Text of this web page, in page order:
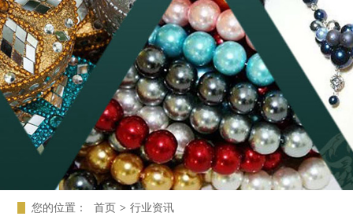
您的位置： 首页 > 行业资讯